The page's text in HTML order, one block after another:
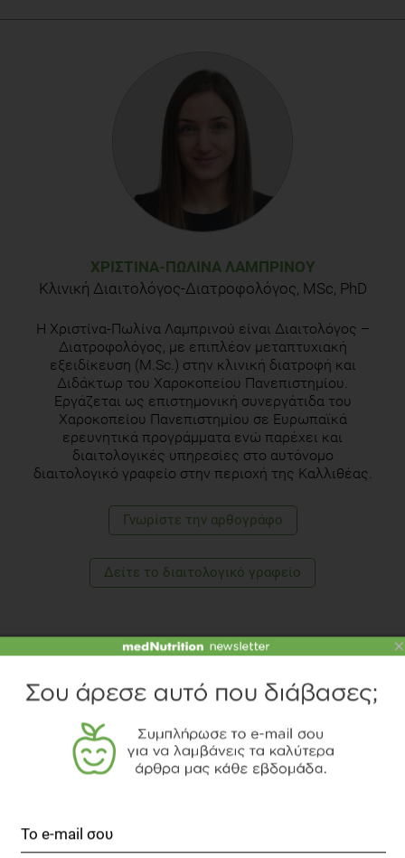
ΧΡΙΣΤΊΝΑ-ΠΩΛΊΝΑ ΛΑΜΠΡΙΝΟΎ
Κλινική Διαιτολόγος-Διατροφολόγος, MSc, PhD
H Χριστίνα-Πωλίνα Λαμπρινού είναι Διαιτολόγος –
Διατροφολόγος, με επιπλέον μεταπτυχιακή
εξειδίκευση (M.Sc.) στην κλινική διατροφή και
Διδάκτωρ του Χαροκοπείου Πανεπιστημίου.
Εργάζεται ως επιστημονική συνεργάτιδα του
Χαροκοπείου Πανεπιστημίου σε Ευρωπαϊκά
ερευνητικά προγράμματα ενώ παρέχει και
διαιτολογικές υπηρεσίες στο αυτόνομο
διαιτολογικό γραφείο στην περιοχή της Καλλιθέας.
Γνωρίστε την αρθογράφο
Δείτε το διαιτολογικό γραφείο
ΤΡΟΦΙΜΑ ΖΑΧΑΡΗ
ΠΑΙΔΙ
×